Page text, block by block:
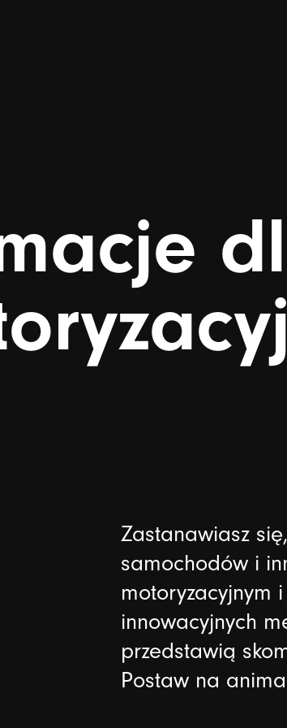
Zastanawiasz
samochodów i
motoryzacyjnym
innowacyjnych
przedstawią
Postaw na